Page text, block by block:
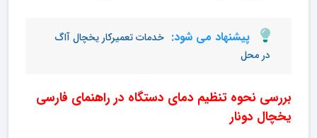
پیشنهاد می شود: خدمات تعمیرکار یخچال آاگ
در محل
بررسی نحوه تنظیم دمای دستگاه در راهنمای فارسی
یخچال دونار